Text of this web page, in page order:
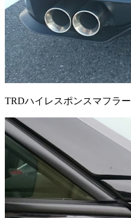
TRDハイレスポンスマフラー